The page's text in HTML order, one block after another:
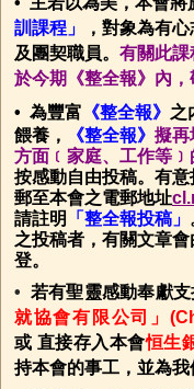
訓課程」
，對象為有
及團契職員。 有關此課
於今期《整全報》內，
• 為豐富 《整全報》 之
餵養，
《整全報》 擬再
方面﹝家庭、工作等
按感動自由投稿。有
郵至本會之電郵地址
請註明
「整全報投稿」
之投稿者，有關文章
登。
• 若有聖靈感動奉獻
就協會有限公司」
或 直接存入本會恒生
持本會的事工，並為我